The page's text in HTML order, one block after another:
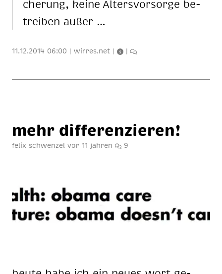
che­rung, kei­ne Al­ters­vor­sor­ge be­
trei­ben au­ßer …
11.12.2014 06:00 | wirres.net | |
mehr dif­fe­ren­zie­ren!
felix schwenzel vor 11 jahren 9